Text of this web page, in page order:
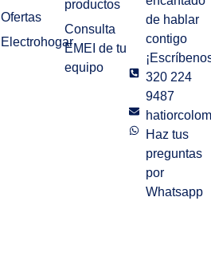
Ofertas
Electrohogar
productos
Consulta
EMEI de tu
equipo
de hablar
contigo
320 224
9487
Haz tus
preguntas
por
Whatsapp